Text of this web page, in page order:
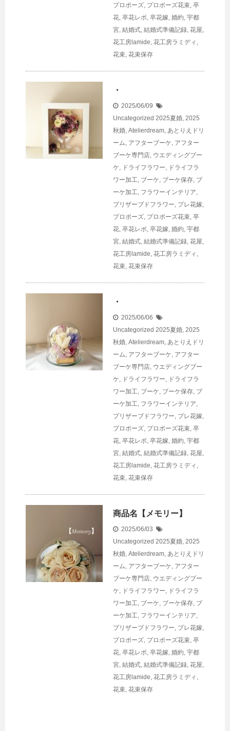
プロポーズ, プロポーズ花束, 卒
花, 卒花レポ, 卒花嫁, 婚約, 宇都
宮, 結婚式, 結婚式準備記録, 花屋,
花工房lamide, 花工房ラミディ ,
花束, 花束保存
・
2025/06/09
Uncategorized 2025夏婚, 2025
秋婚, Atelierdream, あとりえドリ
ーム, アフターブーケ, アフター
ブーケ専門店, ウエディングブー
ケ, ドライフラワー, ドライフラ
ワー加工, ブーケ, ブーケ保存, ブ
ーケ加工, フラワーインテリア,
プリザーブドフラワー, プレ花嫁,
プロポーズ, プロポーズ花束, 卒
花, 卒花レポ, 卒花嫁, 婚約, 宇都
宮, 結婚式, 結婚式準備記録, 花屋,
花工房lamide, 花工房ラミディ ,
花束, 花束保存
・
2025/06/06
Uncategorized 2025夏婚, 2025
秋婚, Atelierdream, あとりえドリ
ーム, アフターブーケ, アフター
ブーケ専門店, ウエディングブー
ケ, ドライフラワー, ドライフラ
ワー加工, ブーケ, ブーケ保存, ブ
ーケ加工, フラワーインテリア,
プリザーブドフラワー, プレ花嫁,
プロポーズ, プロポーズ花束, 卒
花, 卒花レポ, 卒花嫁, 婚約, 宇都
宮, 結婚式, 結婚式準備記録, 花屋,
花工房lamide, 花工房ラミディ ,
花束, 花束保存
商品名【メモリー】
2025/06/03
Uncategorized 2025夏婚, 2025
秋婚, Atelierdream, あとりえドリ
ーム, アフターブーケ, アフター
ブーケ専門店, ウエディングブー
ケ, ドライフラワー, ドライフラ
ワー加工, ブーケ, ブーケ保存, ブ
ーケ加工, フラワーインテリア,
プリザーブドフラワー, プレ花嫁,
プロポーズ, プロポーズ花束, 卒
花, 卒花レポ, 卒花嫁, 婚約, 宇都
宮, 結婚式, 結婚式準備記録, 花屋,
花工房lamide, 花工房ラミディ ,
花束, 花束保存